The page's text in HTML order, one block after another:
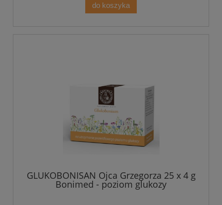
do koszyka
GLUKOBONISAN Ojca Grzegorza 25 x 4 g
Bonimed - poziom glukozy